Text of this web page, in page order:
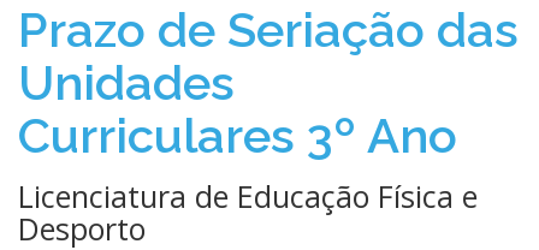
Prazo de Seriação das
Unidades
Curriculares 3º Ano
Licenciatura de Educação Física e
Desporto